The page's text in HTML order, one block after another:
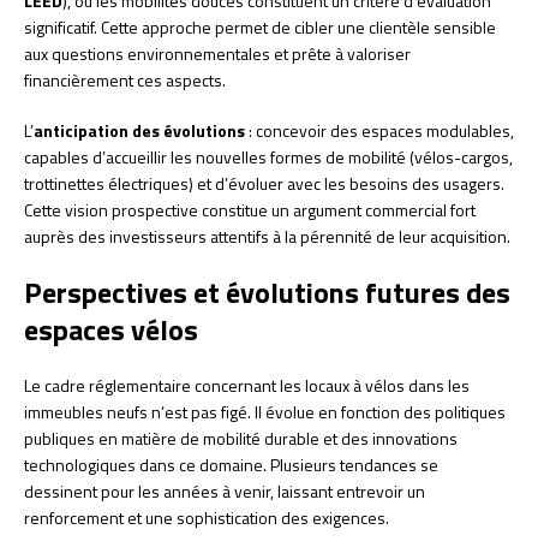
significatif. Cette approche permet de cibler une clientèle sensible
aux questions environnementales et prête à valoriser
financièrement ces aspects.
L’anticipation des évolutions: concevoir des espaces modulables,
capables d’accueillir les nouvelles formes de mobilité (vélos-cargos,
trottinettes électriques) et d’évoluer avec les besoins des usagers.
Cette vision prospective constitue un argument commercial fort
auprès des investisseurs attentifs à la pérennité de leur acquisition.
Perspectives et évolutions futures des
espaces vélos
Le cadre réglementaire concernant les locaux à vélos dans les
immeubles neufs n’est pas figé. Il évolue en fonction des politiques
publiques en matière de mobilité durable et des innovations
technologiques dans ce domaine. Plusieurs tendances se
dessinent pour les années à venir, laissant entrevoir un
renforcement et une sophistication des exigences.